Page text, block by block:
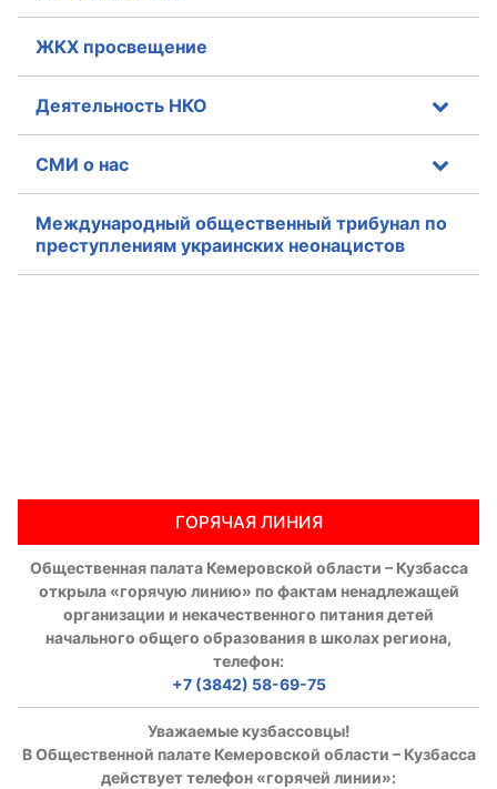
ЖКХ просвещение
Деятельность НКО
СМИ о нас
Международный общественный трибунал по
преступлениям украинских неонацистов
ГОРЯЧАЯ ЛИНИЯ
Общественная палата Кемеровской области – Кузбасса
открыла «горячую линию» по фактам ненадлежащей
организации и некачественного питания детей
начального общего образования в школах региона,
телефон:
+7 (3842) 58-69-75
Уважаемые кузбассовцы!
В Общественной палате Кемеровской области – Кузбасса
действует телефон «горячей линии»: